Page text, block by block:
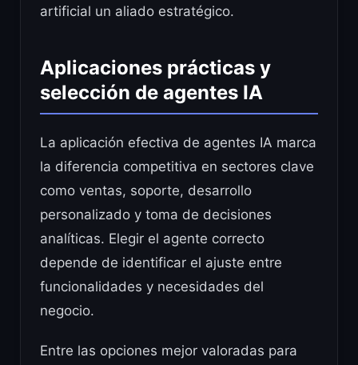
artificial un aliado estratégico.
Aplicaciones prácticas y
selección de agentes IA
La aplicación efectiva de agentes IA marca
la diferencia competitiva en sectores clave
como ventas, soporte, desarrollo
personalizado y toma de decisiones
analíticas. Elegir el agente correcto
depende de identificar el ajuste entre
funcionalidades y necesidades del
negocio.
Entre las opciones mejor valoradas para